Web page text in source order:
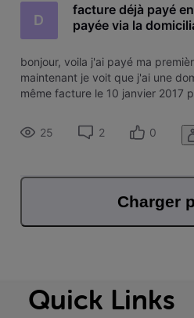
D
facture déjà payé
payée via la
bonjour, voila j'ai payé ma
maintenant je voit que j'ai une
même facture le 10 janvier 2017
d'année
25 2 0
Charger
Quick Links